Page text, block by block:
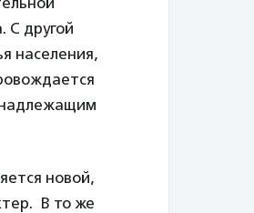
С другой
населения,
надлежащим
новой,
В то же